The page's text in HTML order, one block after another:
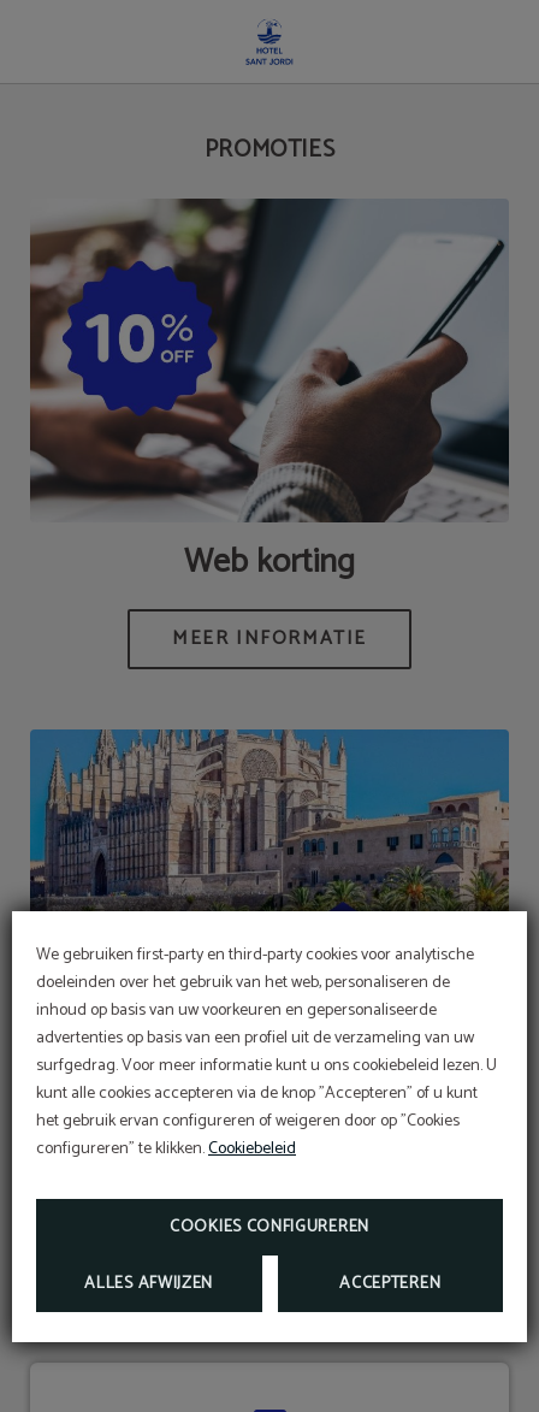
We gebruiken first-party en third-party cookies voor analytische
doeleinden over het gebruik van het web, personaliseren de
inhoud op basis van uw voorkeuren en gepersonaliseerde
advertenties op basis van een profiel uit de verzameling van uw
surfgedrag. Voor meer informatie kunt u ons cookiebeleid lezen. U
kunt alle cookies accepteren via de knop "Accepteren" of u kunt
het gebruik ervan configureren of weigeren door op "Cookies
configureren" te klikken.Cookiebeleid
COOKIES CONFIGUREREN
ALLES AFWIJZEN ACCEPTEREN
PROMOTIES
Web korting
Promotiecode
Voer online inchecken direct uit vanaf de
website:
ONLINE INCHECKEN
Toegang tot uw reservering hier:
Web korting
Altijd de beste prijs op onze website.
10%
BOEK
Bij Hotel Sant Jordi zetten
we ons in voor het
behoud en de
bescherming
Sustainable Travel Pledge